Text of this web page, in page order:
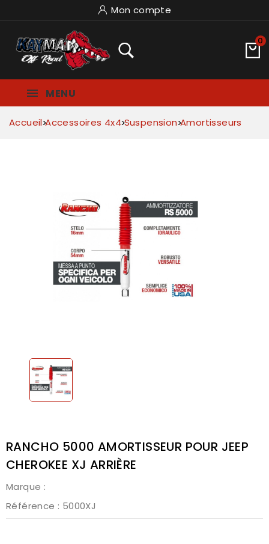
Mon compte
0
MENU
Accueil Accessoires 4x4 Suspension Amortisseurs
RANCHO 5000 AMORTISSEUR POUR JEEP
CHEROKEE XJ ARRIÈRE
Marque :
Référence : 5000XJ